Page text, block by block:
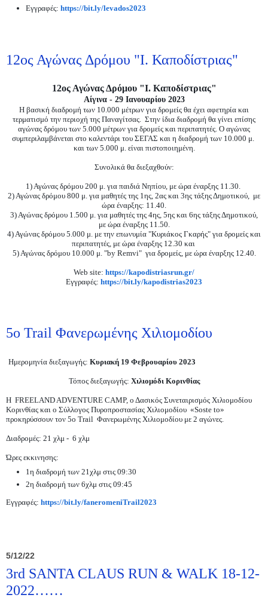
Εγγραφές: https://bit.ly/levados2023
12ος Αγώνας Δρόμου "Ι. Καποδίστριας"
12ος Αγώνας Δρόμου "Ι. Καποδίστριας"
Αίγινα - 29 Ιανουαρίου 2023
Η βασική διαδρομή των 10.000 μέτρων για δρομείς θα έχει αφετηρία και
τερματισμό την περιοχή της Παναγίτσας. Στην ίδια διαδρομή θα γίνει επίσης
αγώνας δρόμου των 5.000 μέτρων για δρομείς και περιπατητές. Ο αγώνας
συμπεριλαμβάνεται στο καλεντάρι του ΣΕΓΑΣ και η διαδρομή των 10.000 μ.
και των 5.000 μ. είναι πιστοποιημένη.
Συνολικά θα διεξαχθούν:
1) Αγώνας δρόμου 200 μ. για παιδιά Νηπίου, με ώρα έναρξης 11.30.
2) Αγώνας δρόμου 800 μ. για μαθητές της 1ης, 2ας και 3ης τάξης Δημοτικού, με
ώρα έναρξης: 11.40.
3) Αγώνας δρόμου 1.500 μ. για μαθητές της 4ης, 5ης και 6ης τάξης Δημοτικού,
με ώρα έναρξης 11.50.
4) Αγώνας δρόμου 5.000 μ. με την επωνυμία "Κυριάκος Γκαρής" για δρομείς και
περιπατητές, με ώρα έναρξης 12.30 και
5) Αγώνας δρόμου 10.000 μ. "by Remvi" για δρομείς, με ώρα έναρξης 12.40.
Web site: https://kapodistriasrun.gr/
Εγγραφές: https://bit.ly/kapodistrias2023
5o Trail Φανερωμένης Χιλιομοδίου
Ημερομηνία διεξαγωγής: Κυριακή 19 Φεβρουαρίου 2023
Τόπος διεξαγωγής: Χιλιομόδι Κορινθίας
Η FREELAND ADVENTURE CAMP, ο Δασικός Συνεταιρισμός Χιλιομοδίου
Κορινθίας και ο Σύλλογος Πυροπροστασίας Χιλιομοδίου «Soste to»
προκηρύσσουν τον 5o Trail Φανερωμένης Χιλιομοδίου με 2 αγώνες.
Διαδρομές: 21 χλμ - 6 χλμ
Ώρες εκκινησης:
1η διαδρομή των 21χλμ στις 09:30
2η διαδρομή των 6χλμ στις 09:45
Εγγραφές: https://bit.ly/faneromeniTrail2023
5/12/22
3rd SANTA CLAUS RUN & WALK 18-12-
2022……